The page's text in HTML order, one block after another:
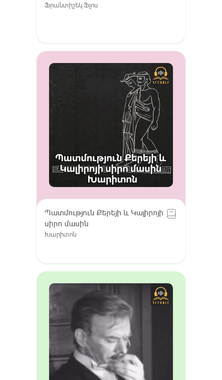
Ֆրանտիշեկ Ֆլոս
Պատմություն Քերեյի և Կալիրոյի
սիրո մասին
Խարիտոն